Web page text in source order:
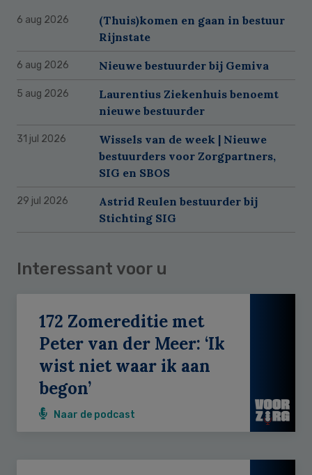
6 aug 2026
(Thuis)komen en gaan in bestuur
Rijnstate
6 aug 2026 Nieuwe bestuurder bij Gemiva
5 aug 2026
Laurentius Ziekenhuis benoemt
nieuwe bestuurder
31 jul 2026
Wissels van de week | Nieuwe
bestuurders voor Zorgpartners,
SIG en SBOS
29 jul 2026
Astrid Reulen bestuurder bij
Stichting SIG
Interessant voor u
172 Zomereditie met
Peter van der Meer: ‘Ik
wist niet waar ik aan
begon’
Naar de podcast